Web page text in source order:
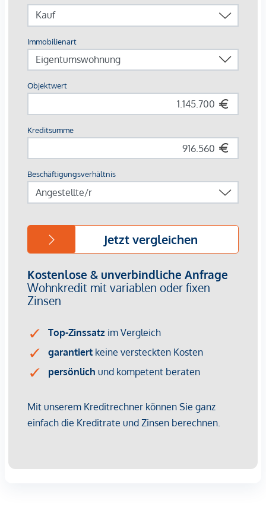
26 Tiefgaragenstellplätze
Photovoltaik | Fernwärme
Gemeinschaftsflächen
Innenhof-Ruheoase
Nahversorger im Haus
AUSSTATTUNG
Eichenparkettboden
Bodentiefe Fenster
Klimaanlage in den Dachgeschossen
Großzügige Freiflächen
E-Mobilität
Elektrischer Sonnenschutz
Für nähere Informationen besuchen Sie gerne unsere
https://www.winegg.at/de/wohnprojekte/
44-1050-wien-siebenbrunnengasse/ oder vereinbaren Sie
einenpersönlichen Beratungstermin
NACHHALTIGKEIT
konsequent umgesetzt – von der ersten Planung bis zur
auf Ressourcenschonung entsteht ein Wohnraum, der mehr
bietet als nur gutes Design. Es geht um ein Zuhause, das
Wohnkonzepte, die nachhaltigen Lebensraum schaffen,